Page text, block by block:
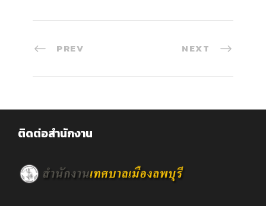
PREV NEXT
ติดต่อสำนักงาน